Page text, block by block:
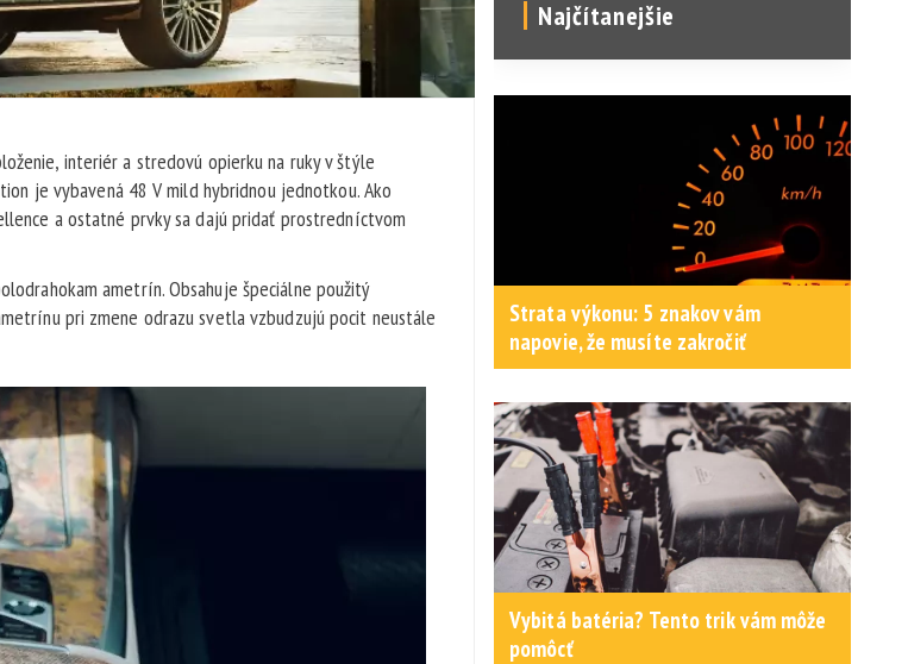
interiér a stredovú opierku na ruky v štýle
je vybavená 48 V mild hybridnou jednotkou. Ako
a ostatné prvky sa dajú pridať prostredníctvom
ametrín. Obsahuje špeciálne použitý
pri zmene odrazu svetla vzbudzujú pocit neustále
Najčítanejšie
Strata výkonu: 5 znakov vám
napovie, že musíte zakročiť
Vybitá batéria? Tento trik vám môže
pomôcť